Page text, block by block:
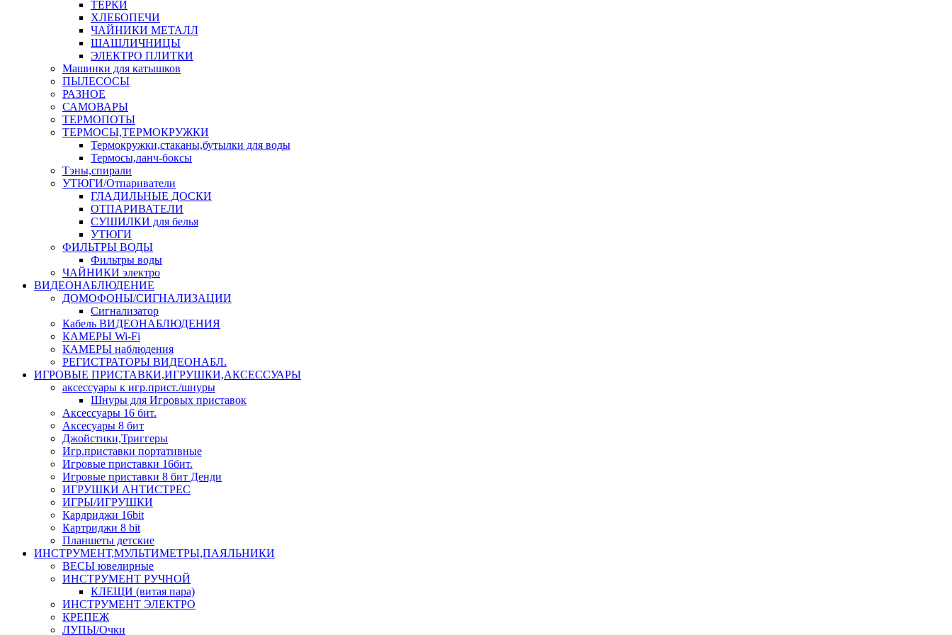
ТЕРКИ
ХЛЕБОПЕЧИ
ЧАЙНИКИ МЕТАЛЛ
ШАШЛИЧНИЦЫ
ЭЛЕКТРО ПЛИТКИ
Машинки для катышков
ПЫЛЕСОСЫ
РАЗНОЕ
САМОВАРЫ
ТЕРМОПОТЫ
ТЕРМОСЫ,ТЕРМОКРУЖКИ
Термокружки,стаканы,бутылки для воды
Термосы,ланч-боксы
Тэны,спирали
УТЮГИ/Отпариватели
ГЛАДИЛЬНЫЕ ДОСКИ
ОТПАРИВАТЕЛИ
СУШИЛКИ для белья
УТЮГИ
ФИЛЬТРЫ ВОДЫ
Фильтры воды
ЧАЙНИКИ электро
ВИДЕОНАБЛЮДЕНИЕ
ДОМОФОНЫ/СИГНАЛИЗАЦИИ
Сигнализатор
Кабель ВИДЕОНАБЛЮДЕНИЯ
КАМЕРЫ Wi-Fi
КАМЕРЫ наблюдения
РЕГИСТРАТОРЫ ВИДЕОНАБЛ.
ИГРОВЫЕ ПРИСТАВКИ,ИГРУШКИ,АКСЕССУАРЫ
аксесcуары к игр.прист./шнуры
Шнуры для Игровых приставок
Аксессуары 16 бит.
Аксесуары 8 бит
Джойстики,Триггеры
Игр.приставки портативные
Игровые приставки 16бит.
Игровые приставки 8 бит Денди
ИГРУШКИ АНТИСТРЕС
ИГРЫ/ИГРУШКИ
Кардриджи 16bit
Картриджи 8 bit
Планшеты детские
ИНСТРУМЕНТ,МУЛЬТИМЕТРЫ,ПАЯЛЬНИКИ
ВЕСЫ ювелирные
ИНСТРУМЕНТ РУЧНОЙ
КЛЕЩИ (витая пара)
ИНСТРУМЕНТ ЭЛЕКТРО
КРЕПЕЖ
ЛУПЫ/Очки